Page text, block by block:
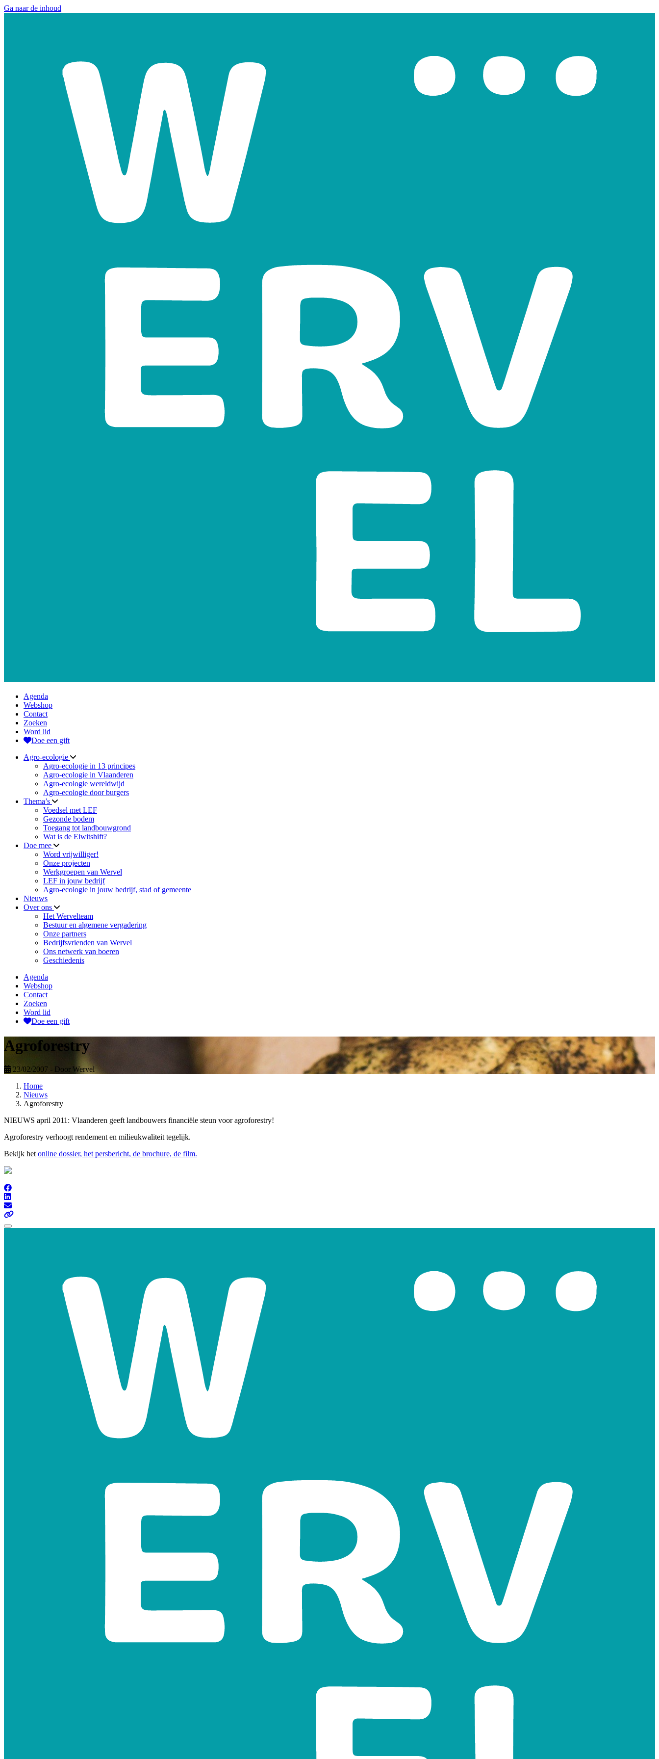
Ga naar de inhoud
Agenda
Webshop
Contact
Zoeken
Word lid
Doe een gift
Agro-ecologie
Agro-ecologie in 13 principes
Agro-ecologie in Vlaanderen
Agro-ecologie wereldwijd
Agro-ecologie door burgers
Thema’s
Voedsel met LEF
Gezonde bodem
Toegang tot landbouwgrond
Wat is de Eiwitshift?
Doe mee
Word vrijwilliger!
Onze projecten
Werkgroepen van Wervel
LEF in jouw bedrijf
Agro-ecologie in jouw bedrijf, stad of gemeente
Nieuws
Over ons
Het Wervelteam
Bestuur en algemene vergadering
Onze partners
Bedrijfsvrienden van Wervel
Ons netwerk van boeren
Geschiedenis
Agenda
Webshop
Contact
Zoeken
Word lid
Doe een gift
Agroforestry
23/02/2007 - Door Wervel
Home
Nieuws
Agroforestry
NIEUWS april 2011: Vlaanderen geeft landbouwers financiële steun voor agroforestry!
Agroforestry verhoogt rendement en milieukwaliteit tegelijk.
Bekijk het online dossier, het persbericht, de brochure, de film.